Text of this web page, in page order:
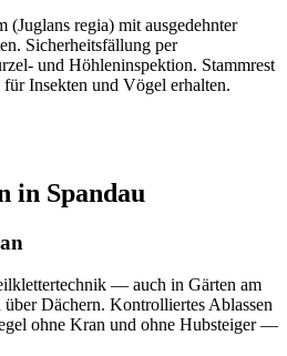
(Juglans regia) mit ausgedehnter
Sicherheitsfällung per
und Höhleninspektion. Stammrest
Insekten und Vögel erhalten.
in Spandau
— auch in Gärten am
Dächern. Kontrolliertes Ablassen
ohne Kran und ohne Hubsteiger —